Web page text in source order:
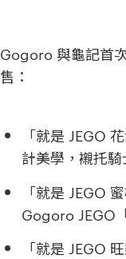
Gogoro 與龜記首
售：
「就是 JEGO
計美學，襯托
「就是 JEGO
Gogoro JEGO
「就是 JEGO